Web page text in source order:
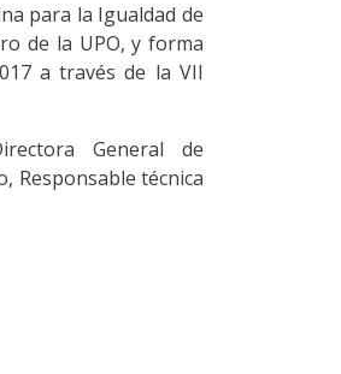
para la Igualdad de
de la UPO, y forma
a través de la VII
General de
Responsable técnica